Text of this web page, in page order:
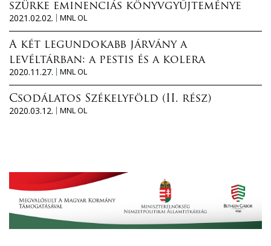
szürke eminenciás könyvgyűjteménye
2021.02.02.
MNL OL
A két legundokabb járvány a
levéltárban: a pestis és a kolera
2020.11.27.
MNL OL
Csodálatos Székelyföld (II. rész)
2020.03.12.
MNL OL